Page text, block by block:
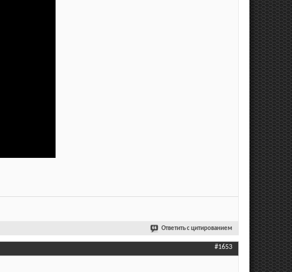
Ответить с цитированием
#1653